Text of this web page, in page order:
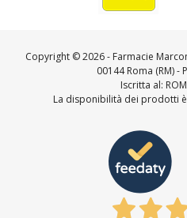
Copyright ©2026 - Farmacie
00144 Roma (RM) -
Iscritta al:
La disponibilità dei prodotti